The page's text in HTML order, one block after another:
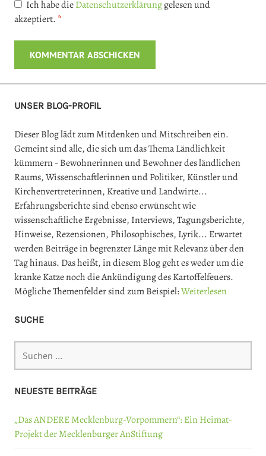
Ich habe dieDatenschutzerklärunggelesen und
akzeptiert. *
UNSER BLOG-PROFIL
Dieser Blog lädt zum Mitdenken und Mitschreiben ein.
Gemeint sind alle, die sich um das Thema Ländlichkeit
kümmern - Bewohnerinnen und Bewohner des ländlichen
Raums, Wissenschaftlerinnen und Politiker, Künstler und
Kirchenvertreterinnen, Kreative und Landwirte...
Erfahrungsberichte sind ebenso erwünscht wie
wissenschaftliche Ergebnisse, Interviews, Tagungsberichte,
Hinweise, Rezensionen, Philosophisches, Lyrik... Erwartet
werden Beiträge in begrenzter Länge mit Relevanz über den
Tag hinaus. Das heißt, in diesem Blog geht es weder um die
kranke Katze noch die Ankündigung des Kartoffelfeuers.
Mögliche Themenfelder sind zum Beispiel:Weiterlesen
SUCHE
nach:
NEUESTE BEITRÄGE
„Das ANDERE Mecklenburg-Vorpommern“: Ein Heimat-
Projekt der Mecklenburger AnStiftung